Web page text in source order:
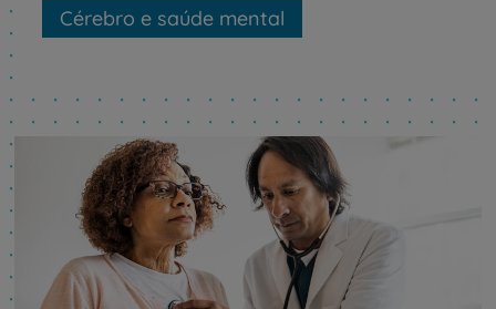
Cérebro e saúde mental